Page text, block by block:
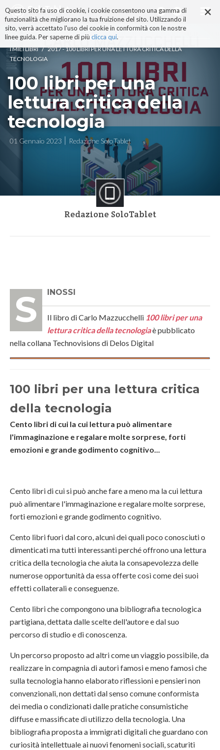
×
Questo sito fa uso di cookie, i cookie consentono una gamma di
funzionalità che migliorano la tua fruizione del sito. Utilizzando il
sito, verrà accettato l'uso dei cookie in conformità con le nostre
linee guida. Per saperne di più clicca qui.
ai
contenuti.
|
alla
navigazione
I MIEI LIBRI / 2017 - 100 LIBRI PER UNA LETTURA CRITICA DELLA
TECNOLOGIA
100 libri per una
lettura critica della
tecnologia
01 Gennaio 2023 Redazione SoloTablet
Redazione SoloTablet
SINOSSI
Il libro di Carlo Mazzucchelli 100 libri per una
lettura critica della tecnologiaè pubblicato
nella collana Technovisions di Delos Digital
100 libri per una lettura critica
della tecnologia
Cento libri di cui la cui lettura può alimentare
l'immaginazione e regalare molte sorprese, forti
emozioni e grande godimento cognitivo...
Cento libri di cui si può anche fare a meno ma la cui lettura
può alimentare l'immaginazione e regalare molte sorprese,
forti emozioni e grande godimento cognitivo.
Cento libri fuori dal coro, alcuni dei quali poco conosciuti o
dimenticati ma tutti interessanti perché offrono una lettura
critica della tecnologia che aiuta la consapevolezza delle
numerose opportunità da essa offerte così come dei suoi
effetti collaterali e conseguenze.
Cento libri che compongono una bibliografia tecnologica
partigiana, dettata dalle scelte dell'autore e dal suo
percorso di studio e di conoscenza.
Un percorso proposto ad altri come un viaggio possibile, da
realizzare in compagnia di autori famosi e meno famosi che
sulla tecnologia hanno elaborato riflessioni e pensieri non
convenzionali, non dettati dal senso comune conformista
dei media o condizionati dalle pratiche consumistiche
diffuse e massificate di utilizzo della tecnologia. Una
bibliografia proposta a immigrati digitali che guardano con
curiosità intellettuale ai nuovi fenomeni sociali, scaturiti